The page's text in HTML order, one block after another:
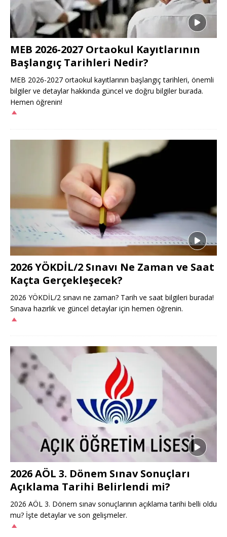
MEB 2026-2027 Ortaokul Kayıtlarının
Başlangıç Tarihleri Nedir?
MEB 2026-2027 ortaokul kayıtlarının başlangıç tarihleri, önemli
bilgiler ve detaylar hakkında güncel ve doğru bilgiler burada.
Hemen öğrenin!
2026 YÖKDİL/2 Sınavı Ne Zaman ve Saat
Kaçta Gerçekleşecek?
2026 YÖKDİL/2 sınavı ne zaman? Tarih ve saat bilgileri burada!
Sınava hazırlık ve güncel detaylar için hemen öğrenin.
2026 AÖL 3. Dönem Sınav Sonuçları
Açıklama Tarihi Belirlendi mi?
2026 AÖL 3. Dönem sınav sonuçlarının açıklama tarihi belli oldu
mu? İşte detaylar ve son gelişmeler.